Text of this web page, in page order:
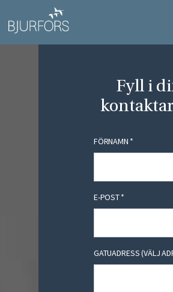
Fyll i
FÖRNAMN *
E-POST*
GATUADRESS (VÄLJ